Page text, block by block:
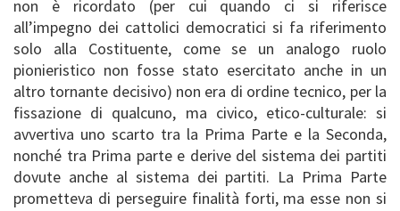
non è ricordato (per cui quando ci si riferisce
all’impegno dei cattolici democratici si fa riferimento
solo alla Costituente, come se un analogo ruolo
pionieristico non fosse stato esercitato anche in un
altro tornante decisivo) non era di ordine tecnico, per la
fissazione di qualcuno, ma civico, etico-culturale: si
avvertiva uno scarto tra la Prima Parte e la Seconda,
nonché tra Prima parte e derive del sistema dei partiti
dovute anche al sistema dei partiti. La Prima Parte
prometteva di perseguire finalità forti, ma esse non si